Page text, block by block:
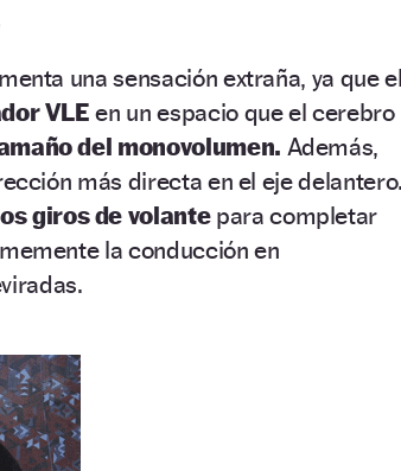
una sensación extraña, ya que
VLE en un espacio que el cerebro
del monovolumen. Además,
más directa en el eje
giros de volantepara completar
la conducción en